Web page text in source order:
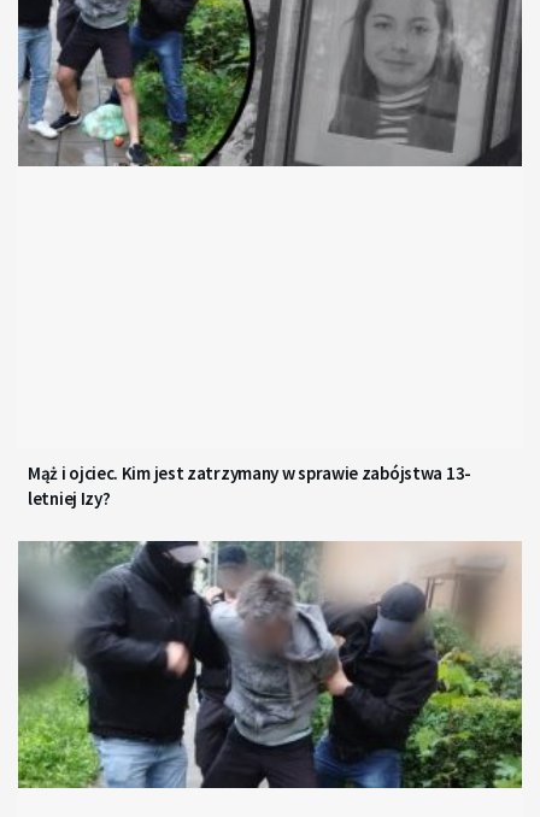
Mąż i ojciec. Kim jest zatrzymany w sprawie zabójstwa 13-
letniej Izy?